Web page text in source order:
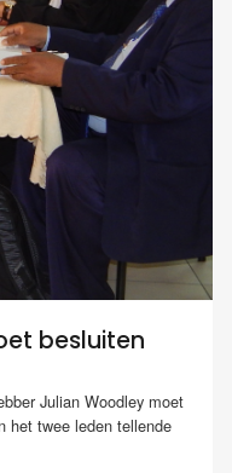
besluiten
Julian Woodley moet
het twee leden tellende